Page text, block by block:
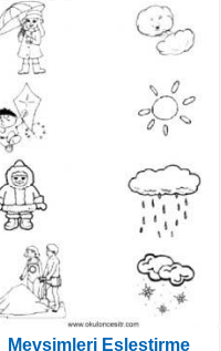
Mevsimleri Eşleştirme